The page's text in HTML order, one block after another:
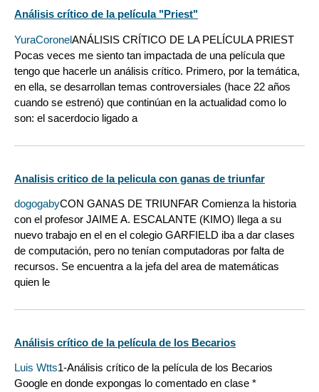
Análisis crítico de la película "Priest"
YuraCoronelANÁLISIS CRÍTICO DE LA PELÍCULA PRIEST
Pocas veces me siento tan impactada de una película que
tengo que hacerle un análisis crítico. Primero, por la temática,
en ella, se desarrollan temas controversiales (hace 22 años
cuando se estrenó) que continúan en la actualidad como lo
son: el sacerdocio ligado a
Analisis critico de la pelicula con ganas de triunfar
dogogabyCON GANAS DE TRIUNFAR Comienza la historia
con el profesor JAIME A. ESCALANTE (KIMO) llega a su
nuevo trabajo en el en el colegio GARFIELD iba a dar clases
de computación, pero no tenían computadoras por falta de
recursos. Se encuentra a la jefa del area de matemáticas
quien le
Análisis crítico de la película de los Becarios
Luis Wtts1-Análisis crítico de la película de los Becarios
Google en donde expongas lo comentado en clase *